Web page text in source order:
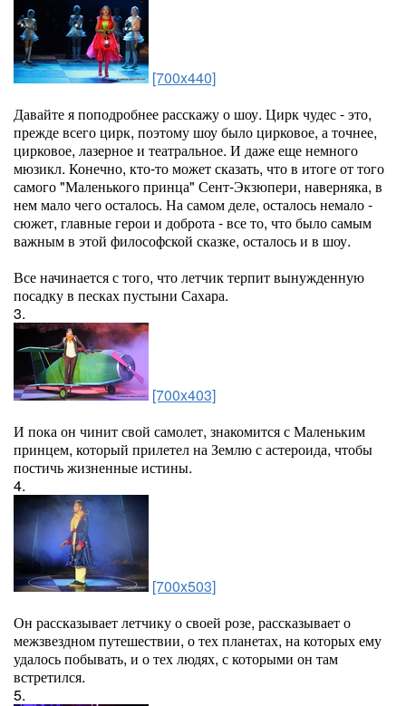
[700x440]
Давайте я поподробнее расскажу о шоу. Цирк чудес - это,
прежде всего цирк, поэтому шоу было цирковое, а точнее,
цирковое, лазерное и театральное. И даже еще немного
мюзикл. Конечно, кто-то может сказать, что в итоге от того
самого "Маленького принца" Сент-Экзюпери, наверняка, в
нем мало чего осталось. На самом деле, осталось немало -
сюжет, главные герои и доброта - все то, что было самым
важным в этой философской сказке, осталось и в шоу.
Все начинается с того, что летчик терпит вынужденную
посадку в песках пустыни Сахара.
3.
[700x403]
И пока он чинит свой самолет, знакомится с Маленьким
принцем, который прилетел на Землю с астероида, чтобы
постичь жизненные истины.
4.
[700x503]
Он рассказывает летчику о своей розе, рассказывает о
межзвездном путешествии, о тех планетах, на которых ему
удалось побывать, и о тех людях, с которыми он там
встретился.
5.